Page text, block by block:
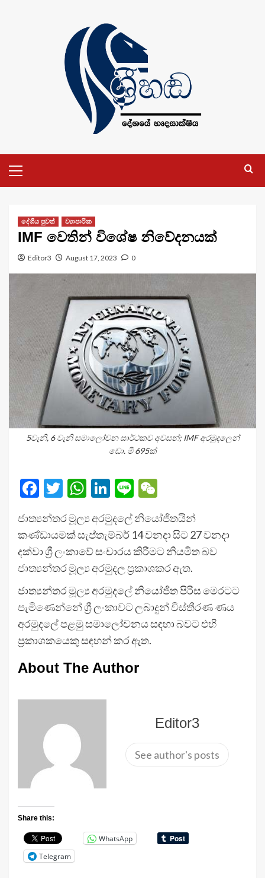
Menu
දේශීය පුවත් ව්‍යාපාරික
IMF වෙතින් විශේෂ නිවේදනයක්
Editor3 August 17, 2023 0
5වැනි, 6 වැනි සමාලෝචන සාර්ථකව අවසන්; IMF අරමුදලෙන්
ඩො. මි 695ක්
Facebook
Twitter
WhatsApp
LinkedIn
Line
ජාත්‍යන්තර මූල්‍ය අරමුදලේ නියෝජිතයින්
කණ්ඩායමක් සැප්තැම්බර් 14 වනදා සිට 27 වනදා
දක්වා ශ්‍රී ලංකාවේ සංචාරය කිරීමට නියමිත බව
ජාත්‍යන්තර මූල්‍ය අරමුදල ප්‍රකාශකර ඇත.
ජාත්‍යන්තර මූල්‍ය අරමුදලේ නියෝජිත පිරිස මෙරටට
පැමිණෙන්නේ ශ්‍රී ලංකාවට ලබාදුන් විස්තීරණ ණය
අරමුදලේ පළමු සමාලෝචනය සඳහා බවට එහි
ප්‍රකාශකයෙකු සඳහන් කර ඇත.
About The Author
Editor3
See author's posts
Share this:
WhatsApp
Telegram